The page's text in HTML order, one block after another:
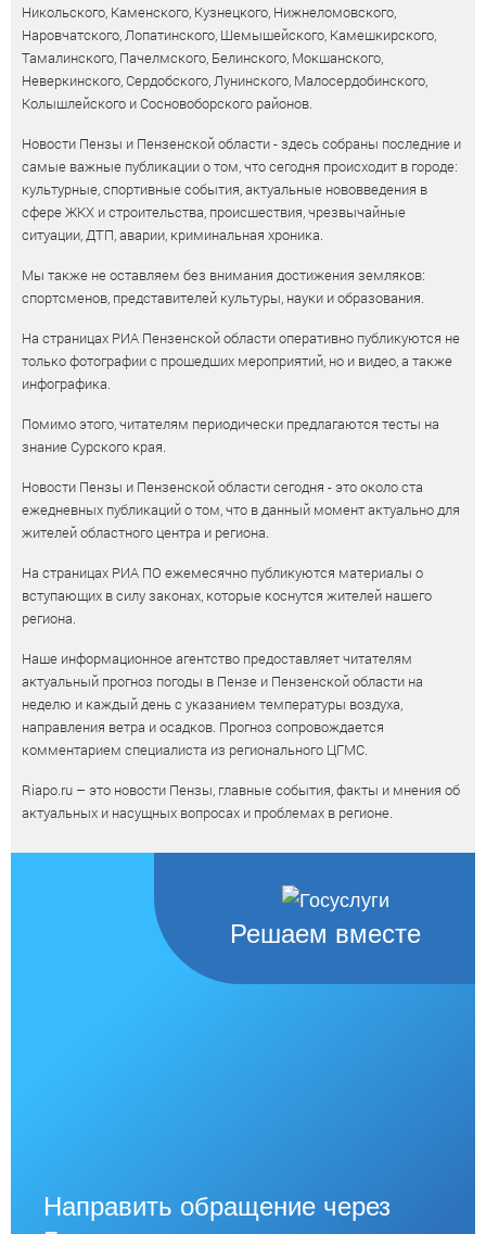
Никольского, Каменского, Кузнецкого, Нижнеломовского,
Наровчатского, Лопатинского, Шемышейского, Камешкирского,
Тамалинского, Пачелмского, Белинского, Мокшанского,
Неверкинского, Сердобского, Лунинского, Малосердобинского,
Колышлейского и Сосновоборского районов.
Новости Пензы и Пензенской области - здесь собраны последние и
самые важные публикации о том, что сегодня происходит в городе:
культурные, спортивные события, актуальные нововведения в
сфере ЖКХ и строительства, происшествия, чрезвычайные
ситуации, ДТП, аварии, криминальная хроника.
Мы также не оставляем без внимания достижения земляков:
спортсменов, представителей культуры, науки и образования.
На страницах РИА Пензенской области оперативно публикуются не
только фотографии с прошедших мероприятий, но и видео, а также
инфографика.
Помимо этого, читателям периодически предлагаются тесты на
знание Сурского края.
Новости Пензы и Пензенской области сегодня - это около ста
ежедневных публикаций о том, что в данный момент актуально для
жителей областного центра и региона.
На страницах РИА ПО ежемесячно публикуются материалы о
вступающих в силу законах, которые коснутся жителей нашего
региона.
Наше информационное агентство предоставляет читателям
актуальный прогноз погоды в Пензе и Пензенской области на
неделю и каждый день с указанием температуры воздуха,
направления ветра и осадков. Прогноз сопровождается
комментарием специалиста из регионального ЦГМС.
Riapo.ru – это новости Пензы, главные события, факты и мнения об
актуальных и насущных вопросах и проблемах в регионе.
Решаем вместе
Направить обращение через